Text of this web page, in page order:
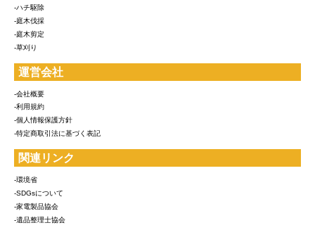
-ハチ駆除
-庭木伐採
-庭木剪定
-草刈り
運営会社
-会社概要
-利用規約
-個人情報保護方針
-特定商取引法に基づく表記
関連リンク
-環境省
-SDGsについて
-家電製品協会
-遺品整理士協会